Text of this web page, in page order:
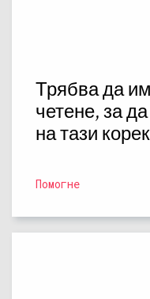
Трябва да
четене, за
на тази
Помогне